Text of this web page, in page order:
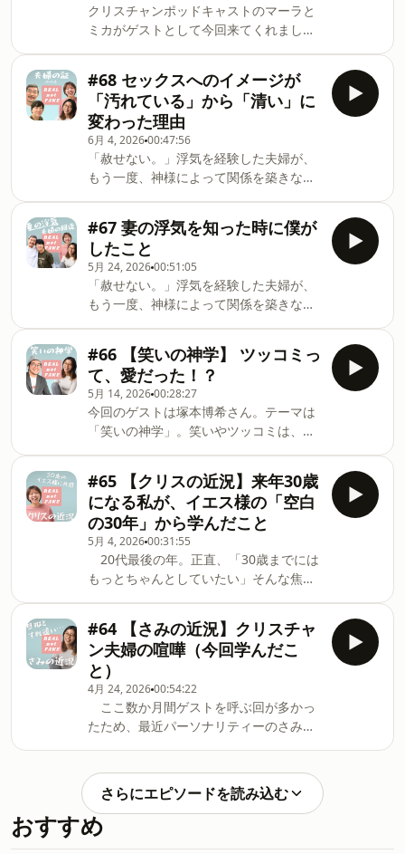
表を務める。食事の時間前ではなく、夜
中に料理するのが楽しい。クリス東京在
住。若者クリスチャンの伝道団体をチー
ムで運営。猫、散歩、旦那と一緒にふざ
けるのが好き。
た！念願のコラボ！REAL not FAKE
&amp; Jesus&#39; Princess がコラボ撮
影をしました♪来てくださった方々あり
がとうございます！会えて本当に嬉しか
ったです。 今回は、来てくださった方の
質問を元に、恋愛、結婚、仕事について
話しました！ジーザスプリンセスをフォ
ローしてねYouTube:
https://www.youtube.com/@UC7xU1VDxhIH6-
II1exqAzrg Instagr
クリスチャンポッドキャストのマーラと
ミカがゲストとして今回来てくれまし
た。感動して泣きそうになった～！是非
二人のことをフォローしてねクリスチャ
ンポッドキャストのInfo : Instagram /
Apple podcast / Spotify / YouTube
https://linktr.ee/ChristianPodcast?
83b8-4ba4-a862-1fc4fde138f2【タイム
ライン】(00:55) オープニング：クリスチ
ャンポッドキャストのお二人が登場
(02:21) マーラとミカの自己紹介(05:45)
中学時代：居場所を失ったミカの証
(12:26) 15個のピアス：自傷行為の裏に
あった本音(16
#68 セックスへのイメージが
「汚れている」から「清い」に
変わった理由
6月 4, 202600:47:56
「赦せない。」浮気を経験した夫婦が、
もう一度、神様によって関係を築きなお
夫婦をゲストにお迎えし、セックスに対
するイメージが変えられた話、苦手だっ
た仕事が好きになった証、自分を縛って
いたものから自由になった話を赤裸々に
シェアしてくださいました。ぜひ聴いて
いただきたい回です。性の混乱で悩む人
に向けたホームページ
https://www.okaerinasai-jp.com/えい
たろうさんとたまえさんの証動画
https://www.youtube.com/watch?
v=Jze16sITQL4みなさんからのコメン
ト、公式LINEへのお便りお待ちしていま
す！ ⁠⁠⁠⁠⁠⁠https://lin.ee/v7Rh42n⁠⁠⁠⁠⁠⁠ 【ファシリ
テーター紹介】さみ北海道在住。17歳か
らYouTubeで自殺願望のある方々向けに
希望のメッセージを歌などで発信。現在
では、オンラ
#67 妻の浮気を知った時に僕が
したこと
5月 24, 202600:51:05
「赦せない。」浮気を経験した夫婦が、
もう一度、神様によって関係を築きなお
夫婦をゲストにお迎えし、お二人の歩み
を、包み隠さずお話ししていただきまし
た。正直、苦しくなるくらい刺さるし、
涙が出るし、それと同時に、「それでも
赦そうとする神様の愛」の大きさに触れ
られる回でした。【タイムライ
ン】 02:06 お二人の自己紹介・活動につ
いて03:12 アートのバックグラウンドに
ついて 金継ぎ・版画06:02 クリスチャ
ンになったのはいつ？シンガポールでの
エピソード11:07 恋愛関係になりたくな
くて何年も音信不通になった話15:01 ま
た関係が繋がったきっかけ・この人は運
命！？19:28 夫婦関係も何もかも順調だ
と思ってた21:40 結婚の危機 結婚の外で
他人を魅力的に感じてしまう葛藤25:39
性の混乱・間違って受け取ったアイデン
ティティ27:46 心の声との闘い
#66 【笑いの神学】 ツッコミっ
て、愛だった！？
5月 14, 202600:28:27
今回のゲストは塚本博希さん。テーマは
「笑いの神学」。笑いやツッコミは、た
をよく見て、受け止めて、関わる「愛の
かたち」。今回のエピソードでは、笑い
と福音のつながり、人を愛することとし
てのツッコミ、そしてクリスチャンが笑
いをどう捉えられるのかについて、楽し
く深く語り合いました。笑うことの中
に、福音が見えてくる。そんな新しい視
点をもらえる回です。ぜひお聴きくださ
い！【タイムライン】 01:26 ジョージの
笑いって良い笑いだよね。人を傷つけな
いで出来るのは昔から？03:56 「いい」
笑いと「わるい」笑いの違いって？
05:44 恥かく状況を言うから、良い笑い
にしてみて（笑）08:11 聖書的に笑いを
語るってどういうこと？恥からの救い
09:47 お義母さんとのプチエピソード・
関西以外では「天然だね」は悪口!?11:05
「天然」は高価で尊い13:40 笑いは使い
方
#65 【クリスの近況】来年30歳
になる私が、イエス様の「空白
の30年」から学んだこと
5月 4, 202600:31:55
20代最後の年。正直、「30歳までには
もっとちゃんとしていたい」そんな焦り
30歳になるまで、聖書に大きく記録され
るような働きはまだ始めていなかった。
人の目に見える実績はなくても、家族を
支え、日々を誠実に生き、天のお父さん
の御心の中を歩んでいました。30歳にな
る前に、何者かにならなきゃいけないん
じゃない。神様の前で、今日も誠実に生
きられたらそれでいいなと思います
^^【タイムライン】00:00–00：52
Intro00:53–03:30 クリス近況：初いちご
狩り＆スターナイトに感動03：31–06:35
食トーク：スイートポテト作りシェア
06:36–07:42 映画『キングオブキング
#64 【さみの近況】クリスチャ
ン夫婦の喧嘩（今回学んだこ
と）
4月 24, 202600:54:22
ここ数か月間ゲストを呼ぶ回が多かっ
たため、最近パーソナリティーのさみが
みに！） 結婚してから１年半経ちまし
た。お互いクリスチャンであっても、夫
婦のすれ違いは時々おきます。そんな中
で学んだことをシェアしました。【タイ
さらにエピソードを読み込む
おすすめ